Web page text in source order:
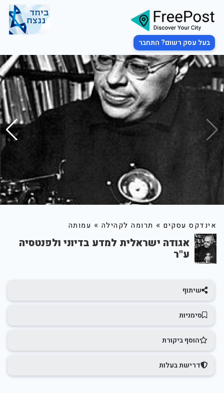
בעל עסק רשום? התחבר
אינדקס עסקים » תרומה לקהילה » עמותה
אגודה ישראלית למדע בדיוני ולפנטסיה
ע"ר
שיתוף
סימניות
הוסף ביקורת
דרישת בעלות